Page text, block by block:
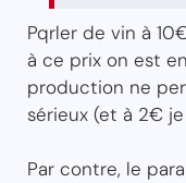
Pqrler de vin à
à ce prix on est
production ne
sérieux (et à 2€
Par contre, le